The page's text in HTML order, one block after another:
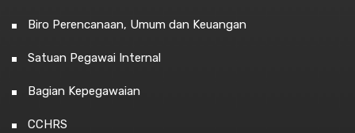
Biro Perencanaan, Umum dan Keuangan
Satuan Pegawai Internal
Bagian Kepegawaian
CCHRS